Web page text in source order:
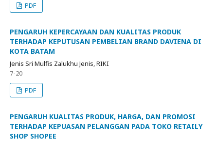
PDF
PENGARUH KEPERCAYAAN DAN KUALITAS PRODUK
TERHADAP KEPUTUSAN PEMBELIAN BRAND DAVIENA DI
KOTA BATAM
Jenis Sri Mulfis Zalukhu Jenis, RIKI
7-20
PDF
PENGARUH KUALITAS PRODUK, HARGA, DAN PROMOSI
TERHADAP KEPUASAN PELANGGAN PADA TOKO RETAILY
SHOP SHOPEE